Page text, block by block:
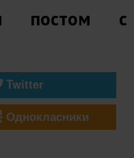
постом с
Twitter
Однокласники